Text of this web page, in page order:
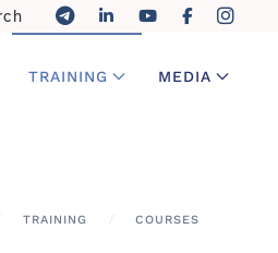
TRAINING MEDIA
TRAINING COURSES